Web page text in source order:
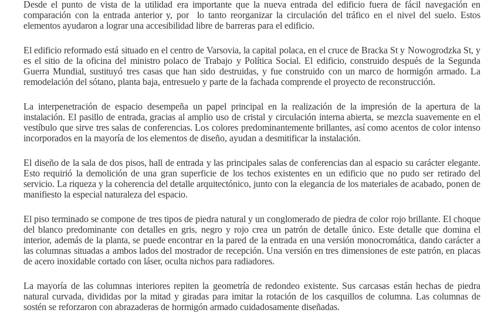
Desde el punto de vista de la utilidad era importante que la nueva entrada del edificio fuera de fácil navegación en
comparación con la entrada anterior y, por lo tanto reorganizar la circulación del tráfico en el nivel del suelo. Estos
elementos ayudaron a lograr una accesibilidad libre de barreras para el edificio.
El edificio reformado está situado en el centro de Varsovia, la capital polaca, en el cruce de Bracka St y Nowogrodzka St, y
es el sitio de la oficina del ministro polaco de Trabajo y Política Social. El edificio, construido después de la Segunda
Guerra Mundial, sustituyó tres casas que han sido destruidas, y fue construido con un marco de hormigón armado. La
remodelación del sótano, planta baja, entresuelo y parte de la fachada comprende el proyecto de reconstrucción.
La interpenetración de espacio desempeña un papel principal en la realización de la impresión de la apertura de la
instalación. El pasillo de entrada, gracias al amplio uso de cristal y circulación interna abierta, se mezcla suavemente en el
vestíbulo que sirve tres salas de conferencias. Los colores predominantemente brillantes, así como acentos de color intenso
incorporados en la mayoría de los elementos de diseño, ayudan a desmitificar la instalación.
El diseño de la sala de dos pisos, hall de entrada y las principales salas de conferencias dan al espacio su carácter elegante.
Esto requirió la demolición de una gran superficie de los techos existentes en un edificio que no pudo ser retirado del
servicio. La riqueza y la coherencia del detalle arquitectónico, junto con la elegancia de los materiales de acabado, ponen de
manifiesto la especial naturaleza del espacio.
El piso terminado se compone de tres tipos de piedra natural y un conglomerado de piedra de color rojo brillante. El choque
del blanco predominante con detalles en gris, negro y rojo crea un patrón de detalle único. Este detalle que domina el
interior, además de la planta, se puede encontrar en la pared de la entrada en una versión monocromática, dando carácter a
las columnas situadas a ambos lados del mostrador de recepción. Una versión en tres dimensiones de este patrón, en placas
de acero inoxidable cortado con láser, oculta nichos para radiadores.
La mayoría de las columnas interiores repiten la geometría de redondeo existente. Sus carcasas están hechas de piedra
natural curvada, divididas por la mitad y giradas para imitar la rotación de los casquillos de columna. Las columnas de
sostén se reforzaron con abrazaderas de hormigón armado cuidadosamente diseñadas.